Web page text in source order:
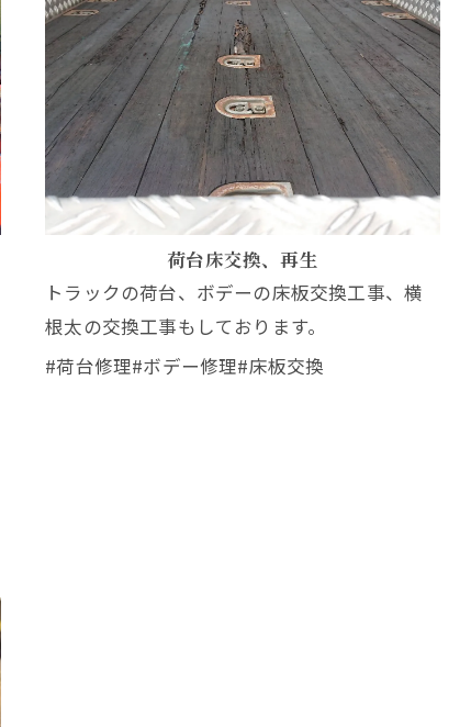
荷台床交換、再生
トラックの荷台、ボデーの床板交換工事、横
根太の交換工事もしております。
#荷台修理#ボデー修理#床板交換